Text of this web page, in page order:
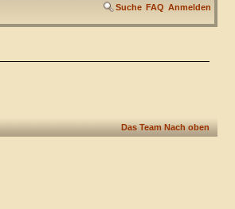
Suche FAQ Anmelden
Das Team Nach oben